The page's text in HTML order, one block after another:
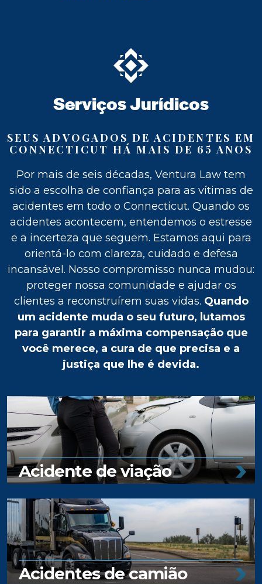
Recuperação
Liberdade
ServiçosJurídicos
SEUS ADVOGADOS DE ACIDENTES EM
CONNECTICUT HÁ MAIS DE 65 ANOS
Por mais de seis décadas, Ventura Law tem
sido a escolha de confiança para as vítimas de
acidentes em todo o Connecticut. Quando os
acidentes acontecem, entendemos o estresse
e a incerteza que seguem. Estamos aqui para
orientá-lo com clareza, cuidado e defesa
incansável. Nosso compromisso nunca mudou:
proteger nossa comunidade e ajudar os
clientes a reconstruírem suas vidas. Quando
um acidente muda o seu futuro, lutamos
para garantir a máxima compensação que
você merece, a cura de que precisa e a
justiça que lhe é devida.
Acidente de viação
Acidentes de camião